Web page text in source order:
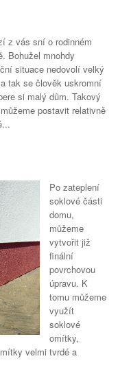
z vás sní o rodinném
Bohužel mnohdy
situace nedovolí velký
tak se člověk uskromní
si malý dům. Takový
postavit relativně
Po zateplení
soklové části
domu,
můžeme
vytvořit již
finální
povrchovou
úpravu. K
tomu můžeme
využít
soklové
omítky,
velmi tvrdé a